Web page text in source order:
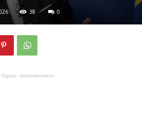
38 0
Oglasi - Advertisement